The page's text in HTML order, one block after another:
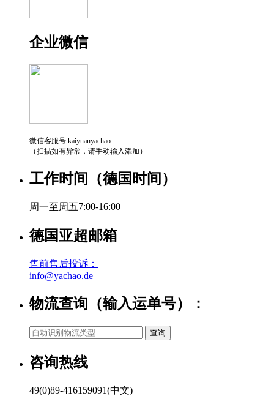
企业微信
微信客服号 kaiyuanyachao
（扫描如有异常，请手动输入添加）
工作时间（德国时间）
周一至周五7:00-16:00
德国亚超邮箱
售前售后投诉：
info@yachao.de
物流查询（输入运单号）：
咨询热线
49(0)89-416159091(中文)